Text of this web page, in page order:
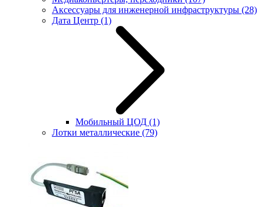
Аксессуары для инженерной инфраструктуры (28)
Дата Центр (1)
Мобильный ЦОД (1)
Лотки металлические (79)